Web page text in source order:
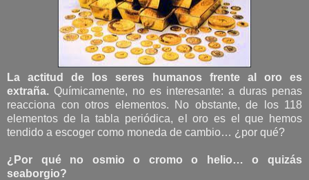
La actitud de los seres humanos frente al oro es
extraña. Químicamente, no es interesante: a duras penas
reacciona con otros elementos. No obstante, de los 118
elementos de la tabla periódica, el oro es el que hemos
tendido a escoger como moneda de cambio… ¿por qué?
¿Por qué no osmio o cromo o helio… o quizás
seaborgio?